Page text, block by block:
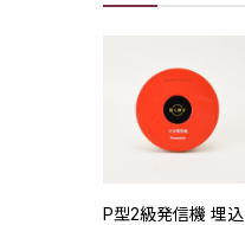
P型2級発信機 埋込